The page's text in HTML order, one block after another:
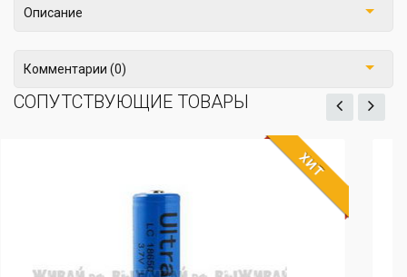
Описание
Комментарии (0)
СОПУТСТВУЮЩИЕ ТОВАРЫ